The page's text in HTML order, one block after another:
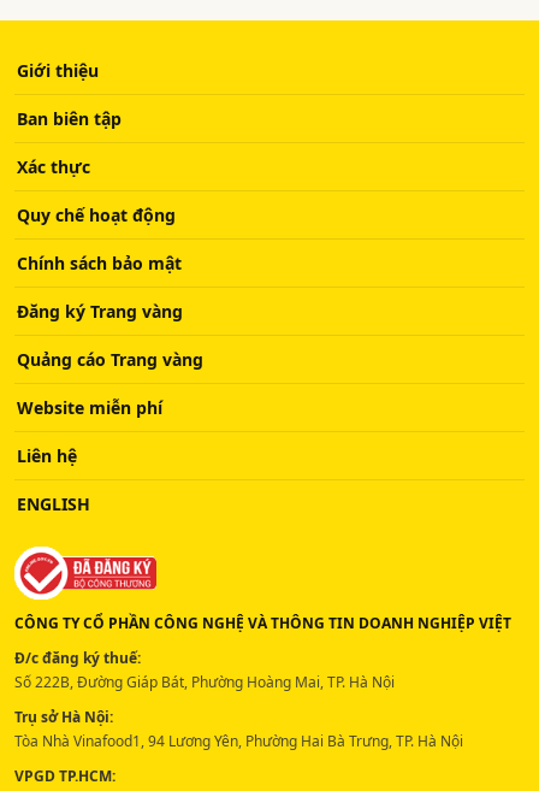
Giới thiệu
Ban biên tập
Xác thực
Quy chế hoạt động
Chính sách bảo mật
Đăng ký Trang vàng
Quảng cáo Trang vàng
Website miễn phí
Liên hệ
ENGLISH
CÔNG TY CỔ PHẦN CÔNG NGHỆ VÀ THÔNG TIN DOANH NGHIỆP VIỆT
Đ/c đăng ký thuế:
Số 222B, Đường Giáp Bát, Phường Hoàng Mai, TP. Hà Nội
Trụ sở Hà Nội:
Tòa Nhà Vinafood1, 94 Lương Yên, Phường Hai Bà Trưng, TP. Hà Nội
VPGD TP.HCM: